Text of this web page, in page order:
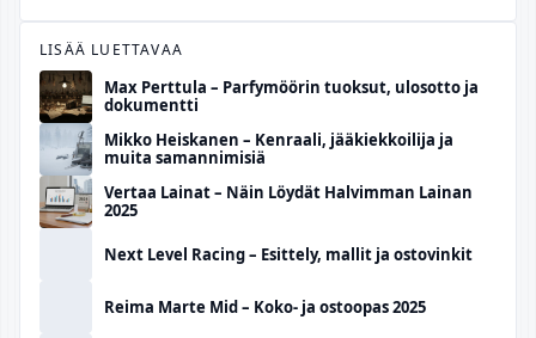
LISÄÄ LUETTAVAA
Max Perttula – Parfymöörin tuoksut, ulosotto ja
dokumentti
Mikko Heiskanen – Kenraali, jääkiekkoilija ja
muita samannimisiä
Vertaa Lainat – Näin Löydät Halvimman Lainan
2025
Next Level Racing – Esittely, mallit ja ostovinkit
Reima Marte Mid – Koko- ja ostoopas 2025